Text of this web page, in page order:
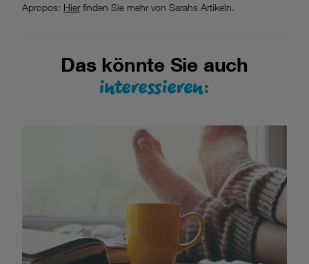
Apropos: Hierfinden Sie mehr von Sarahs Artikeln.
Das könnte Sie auch
interessieren: